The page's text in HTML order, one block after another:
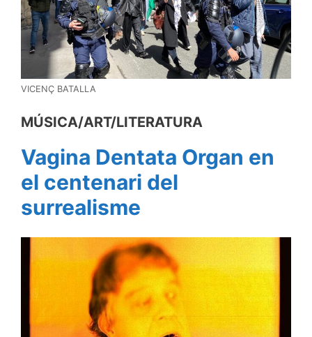
VICENÇ BATALLA
MÚSICA/ART/LITERATURA
Vagina Dentata Organ en
el centenari del
surrealisme